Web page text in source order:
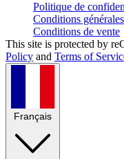
Politique de
Conditions générales
Conditions de vente
This site is protected by
Policy and Terms of
Français